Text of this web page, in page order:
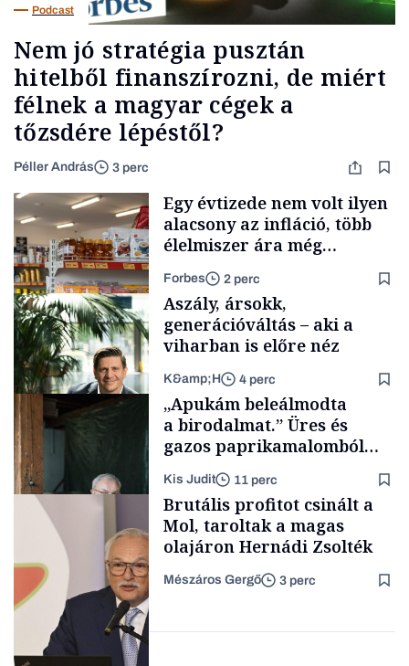
Podcast
Nem jó stratégia pusztán
hitelből finanszírozni, de miért
félnek a magyar cégek a
tőzsdére lépéstől?
Péller András 3 perc
Makro
Egy évtizede nem volt ilyen
alacsony az infláció, több
élelmiszer ára még
rohamosan csökken is
Forbes 2 perc
TÁMOGATÓI
TARTALOM
Aszály, ársokk,
generációváltás – aki a
viharban is előre néz
K&amp;H 4 perc
Családi
vállalkozások
„Apukám beleálmodta
a birodalmat.” Üres és
gazos paprikamalomból
lett az igazi családi
fűszersztori
Kis Judit 11 perc
Brutális profitot csinált a
Mol, taroltak a magas
olajáron Hernádi Zsolték
Mészáros Gergő 3 perc